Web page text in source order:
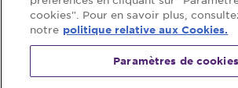
cookies". Pour en savoir plus,
notre politique relative aux Cookies.
Paramètres de cookies